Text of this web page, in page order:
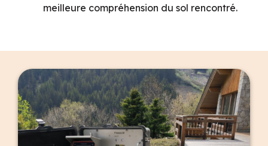
meilleure compréhension du sol rencontré.